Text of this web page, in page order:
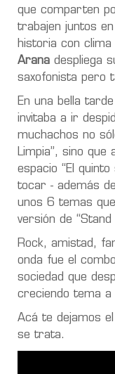
que comparten
trabajen juntos
historia con clima
Arana despliega
saxofonista pero
En una bella
invitaba a ir
muchachos no
Limpia”, sino que
espacio “El
tocar - además
unos 6 temas
versión de
Rock, amistad,
onda fue el
sociedad que
creciendo tema a
Acá te dejamos
se trata.